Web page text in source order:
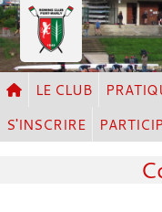
LE CLUB
S'INSCRIRE
Panneau de gestion des